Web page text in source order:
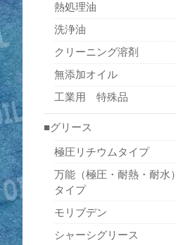
熱処理油
洗浄油
クリーニング溶剤
無添加オイル
工業用 特殊品
■グリース
極圧リチウムタイプ
万能（極圧・耐熱・耐水）
タイプ
モリブデン
シャーシグリース